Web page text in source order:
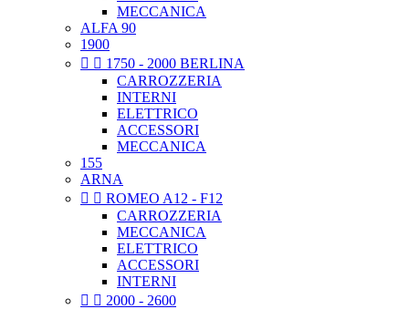
MECCANICA
ALFA 90
1900
  1750 - 2000 BERLINA
CARROZZERIA
INTERNI
ELETTRICO
ACCESSORI
MECCANICA
155
ARNA
  ROMEO A12 - F12
CARROZZERIA
MECCANICA
ELETTRICO
ACCESSORI
INTERNI
  2000 - 2600